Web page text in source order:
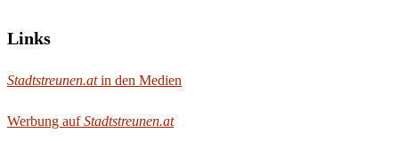
Links
Stadtstreunen.atin den Medien
Werbung aufStadtstreunen.at